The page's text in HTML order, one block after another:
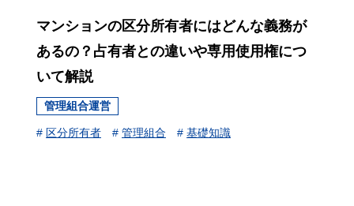
マンションの区分所有者にはどんな義務が
あるの？占有者との違いや専用使用権につ
いて解説
管理組合運営
# 区分所有者 # 管理組合 # 基礎知識